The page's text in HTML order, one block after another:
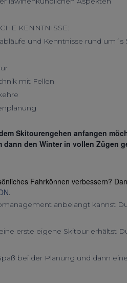
KENNTNISSE:
und Kenntnisse rund
mit Fellen
Skitourengehen anfangen
dann den Winter in vollen Zügen
Fahrkönnen verbessern?
.
anbelangt kannst
erste eigene Skitour erhältst
bei der Planung und dann